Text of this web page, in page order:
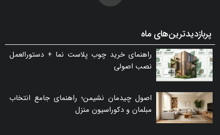
پربازدیدترین‌های ماه
راهنمای خرید چوب پلاست نما + دستورالعمل
نصب اصولی
اصول چیدمان نشیمن؛ راهنمای جامع انتخاب
مبلمان و دکوراسیون منزل